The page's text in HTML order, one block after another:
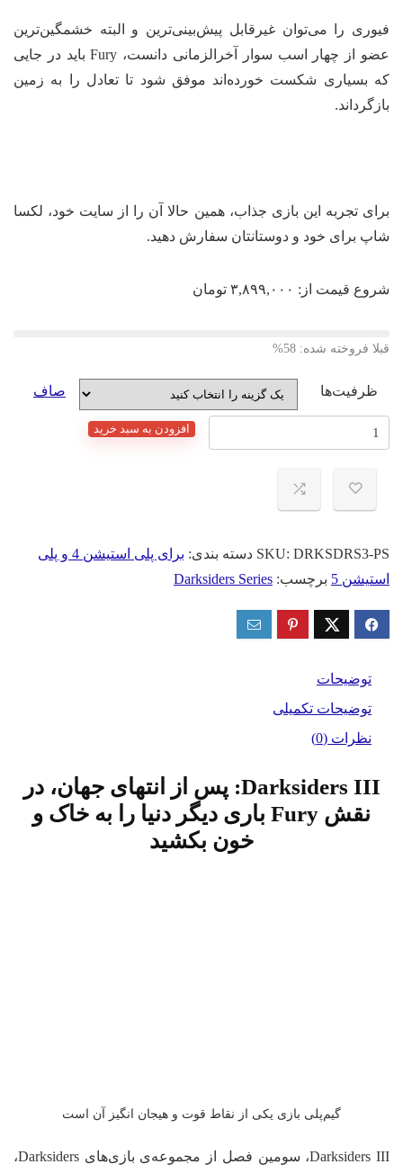
فیوری را می‌توان غیرقابل پیش‌بینی‌ترین و البته خشمگین‌ترین
عضو از چهار اسب سوار آخرالزمانی دانست، Fury باید در جایی
که بسیاری شکست خورده‌اند موفق شود تا تعادل را به زمین
بازگرداند.
برای تجربه این بازی جذاب، همین حالا آن را از سایت خود، لکسا
شاپ برای خود و دوستانتان سفارش دهید.
شروع قیمت از: ۳,۸۹۹,۰۰۰ تومان
قبلا فروخته شده: 58%
ظرفیت‌ها صاف
اکانت
قانونی
برای
PS
افزودن به سبد خرید
SKU: DRKSDRS3-PS دسته بندی:
برای پلی استیشن 4 و پلی
استیشن 5
برچسب: Darksiders Series
توضیحات
توضیحات تکمیلی
نظرات (0)
Darksiders III: پس از انتهای جهان، در
نقش Fury باری دیگر دنیا را به خاک و
خون بکشید
گیم‌پلی بازی یکی از نقاط قوت و هیجان انگیز آن است
Darksiders III، سومین فصل از مجموعه‌ی بازی‌های Darksiders،